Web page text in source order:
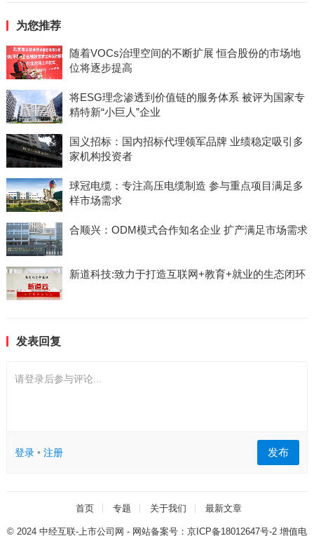
为您推荐
随着VOCs治理空间的不断扩展 恒合股份的市场地
位将逐步提高
将ESG理念渗透到价值链的服务体系 被评为国家专
精特新“小巨人”企业
国义招标：国内招标代理领军品牌 业绩稳定吸引多
家机构投资者
球冠电缆：专注高压电缆制造 参与重点项目满足多
样市场需求
合顺兴：ODM模式合作知名企业 扩产满足市场需求
新道科技:致力于打造互联网+教育+就业的生态闭环
发表回复
请登录后参与评论...
登录• 注册 发布
首页 专题 关于我们 最新文章
© 2024 中经互联-上市公司网 - 网站备案号： 京ICP备18012647号-2增值电